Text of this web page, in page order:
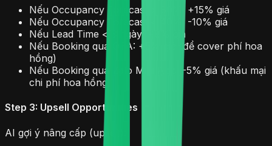
Nếu Occupancy Forecast > 80%: +15% giá
Nếu Occupancy Forecast < 40%: -10% giá
Nếu Lead Time < 3 ngày: +8% giá
Nếu Booking qua OTA: +5% giá (để cover phí hoa
hồng)
Nếu Booking qua Zalo Mini App: -5% giá (khấu mại
chi phí hoa hồng)
Step 3: Upsell Opportunities
AI gợi ý nâng cấp (upsell):